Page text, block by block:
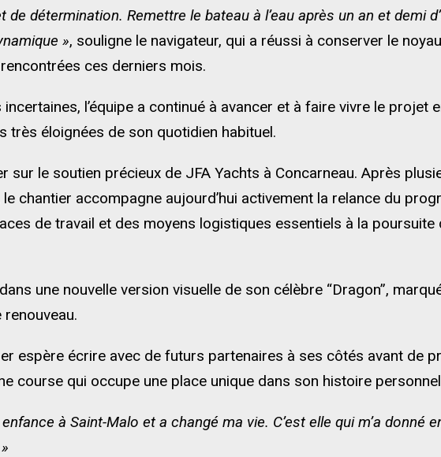
de détermination. Remettre le bateau à l’eau après un an et demi
», souligne le navigateur, qui a réussi à conserver le
ces derniers mois.
l’équipe a continué à avancer et à faire vivre le projet
très éloignées de son quotidien habituel.
sur le soutien précieux de JFA Yachts à Concarneau. Après
chantier accompagne aujourd’hui activement la relance du
de travail et des moyens logistiques essentiels à la poursuite
une nouvelle version visuelle de son célèbre “Dragon”,
espère écrire avec de futurs partenaires à ses côtés avant de
course qui occupe une place unique dans son histoire
à Saint-Malo et a changé ma vie. C’est elle qui m’a donné